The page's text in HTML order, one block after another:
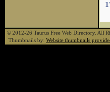
© 2012-26 Taurus Free Web Directory. All
Thumbnails by: Website thumbnails